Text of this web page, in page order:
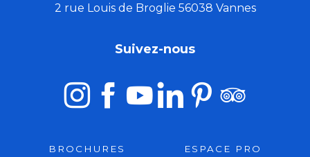
2 rue Louis de Broglie 56038 Vannes
Suivez-nous
BROCHURES ESPACE PRO